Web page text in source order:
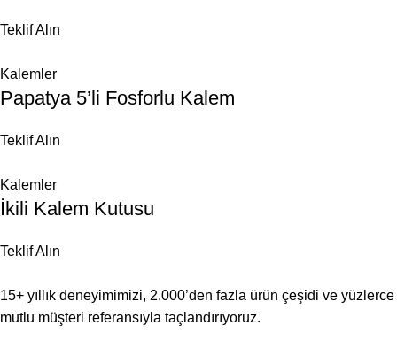
Teklif Alın
Kalemler
Papatya 5’li Fosforlu Kalem
Teklif Alın
Kalemler
İkili Kalem Kutusu
Teklif Alın
15+ yıllık deneyimimizi, 2.000’den fazla ürün çeşidi ve yüzlerce
mutlu müşteri referansıyla taçlandırıyoruz.